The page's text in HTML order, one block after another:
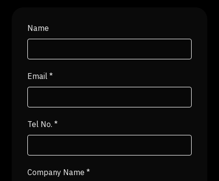
Name
Email*
Tel No.*
Company Name*